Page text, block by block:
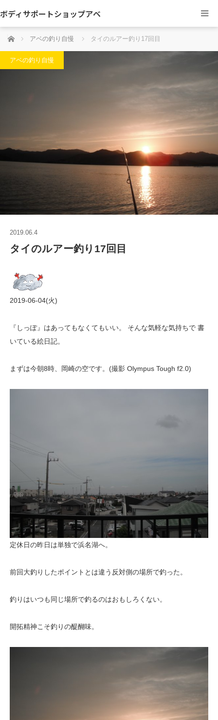
ボディサポートショップアベ
ホーム アベの釣り自慢 タイのルアー釣り17回目
アベの釣り自慢
2019.06.4
タイのルアー釣り17回目
2019-06-04(火)
『しっぽ』はあってもなくてもいい。 そんな気軽な気持ちで 書
いている絵日記。
まずは今朝8時、岡崎の空です。(撮影 Olympus Tough f2.0)
定休日の昨日は単独で浜名湖へ。
前回大釣りしたポイントとは違う反対側の場所で釣った。
釣りはいつも同じ場所で釣るのはおもしろくない。
開拓精神こそ釣りの醍醐味。